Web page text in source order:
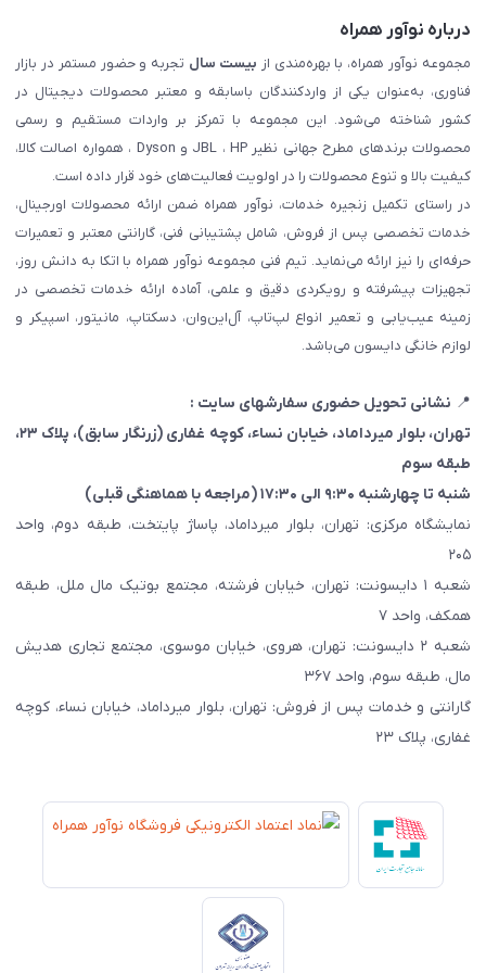
درباره نوآور همراه
مجموعه نوآور همراه، با بهره‌مندی از بیست سال تجربه و حضور مستمر در بازار
فناوری، به‌عنوان یکی از واردکنندگان باسابقه و معتبر محصولات دیجیتال در
کشور شناخته می‌شود. این مجموعه با تمرکز بر واردات مستقیم و رسمی
محصولات برندهای مطرح جهانی نظیر JBL ، HP و Dyson ، همواره اصالت کالا،
کیفیت بالا و تنوع محصولات را در اولویت فعالیت‌های خود قرار داده است.
در راستای تکمیل زنجیره خدمات، نوآور همراه ضمن ارائه محصولات اورجینال،
خدمات تخصصی پس از فروش، شامل پشتیبانی فنی، گارانتی معتبر و تعمیرات
حرفه‌ای را نیز ارائه می‌نماید. تیم فنی مجموعه نوآور همراه با اتکا به دانش روز،
تجهیزات پیشرفته و رویکردی دقیق و علمی، آماده ارائه خدمات تخصصی در
زمینه عیب‌یابی و تعمیر انواع لپ‌تاپ، آل‌این‌وان، دسکتاپ، مانیتور، اسپیکر و
لوازم خانگی دایسون می‌باشد.
📍 نشانی تحویل حضوری سفارشهای سایت :
تهران، بلوار میرداماد، خیابان نساء، کوچه غفاری (زرنگار سابق)
، پلاک ۲۳،
طبقه سوم
شنبه تا چهارشنبه ۹:۳۰ الی ۱۷:۳۰ (مراجعه با هماهنگی قبلی)
نمایشگاه مرکزی: تهران، بلوار میرداماد، پاساژ پایتخت، طبقه دوم، واحد
۲۰۵
شعبه ۱ دایسونت: تهران، خیابان فرشته، مجتمع بوتیک مال ملل، طبقه
همکف، واحد ۷
شعبه ۲ دایسونت: تهران، هروی، خیابان موسوی، مجتمع تجاری هدیش
مال، طبقه سوم، واحد ۳۶۷
گارانتی و خدمات پس از فروش: تهران، بلوار میرداماد، خیابان نساء، کوچه
غفاری، پلاک ۲۳